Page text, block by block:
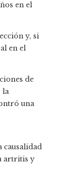
en el
y, si
en el
de
la
una
causalidad
artritis y